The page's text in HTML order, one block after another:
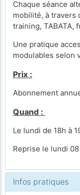
Chaque séance
mobilité, à travers
training, TABATA,
Une pratique
modulables selon
Prix :
Abonnement
Quand :
Le lundi de 18h à
Reprise le lundi
Infos pratiques